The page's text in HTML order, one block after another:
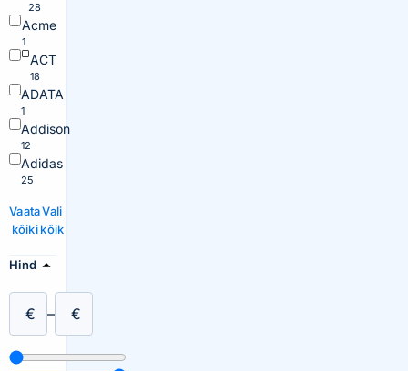
28
Acme
1
ACT
18
ADATA
1
Addison
12
Adidas
25
Vaata
kõiki
Vali
kõik
Hind
€ – €